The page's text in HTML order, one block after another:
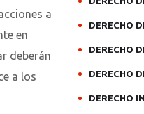
a
en
deberán
a los
DERECHO
DERECHO
DERECHO
DERECHO